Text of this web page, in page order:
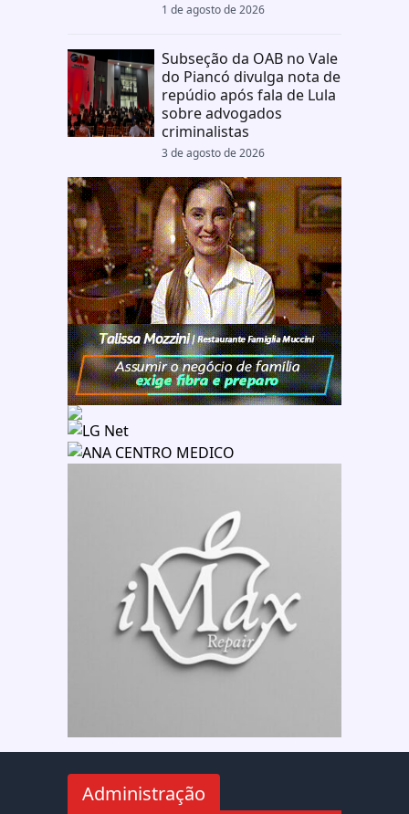
1 de agosto de 2026
Subseção da OAB no Vale
do Piancó divulga nota de
repúdio após fala de Lula
sobre advogados
criminalistas
3 de agosto de 2026
Administração